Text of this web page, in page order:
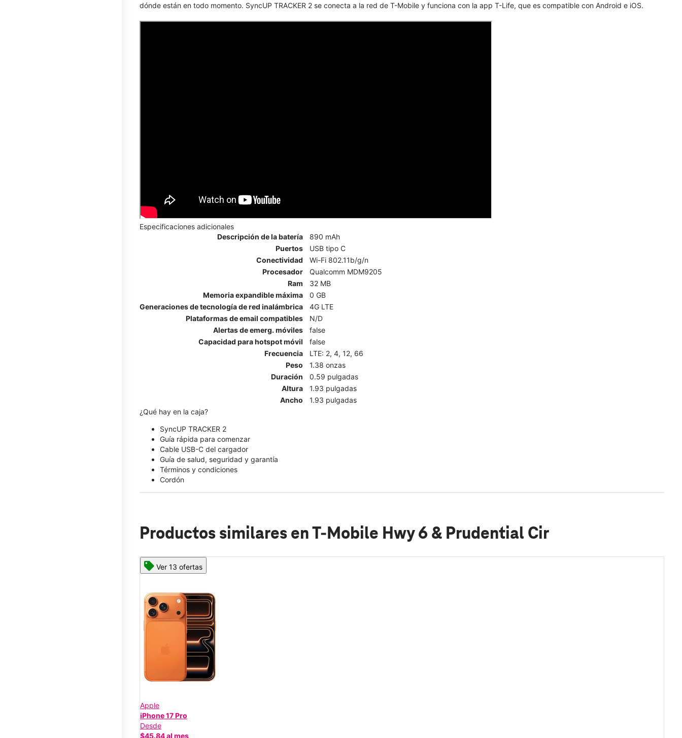
dónde están en todo momento. SyncUP TRACKER 2 se conecta a la red de T-Mobile y funciona con la app T-Life, que es compatible con Android e iOS.
Especificaciones adicionales
Descripción de la batería
890 mAh
Puertos
USB tipo C
Conectividad
Wi-Fi 802.11b/g/n
Procesador
Qualcomm MDM9205
Ram
32 MB
Memoria expandible máxima
0 GB
Generaciones de tecnología de red inalámbrica
4G LTE
Plataformas de email compatibles
N/D
Alertas de emerg. móviles
false
Capacidad para hotspot móvil
false
Frecuencia
LTE: 2, 4, 12, 66
Peso
1.38 onzas
Duración
0.59 pulgadas
Altura
1.93 pulgadas
Ancho
1.93 pulgadas
¿Qué hay en la caja?
SyncUP TRACKER 2
Guía rápida para comenzar
Cable USB-C del cargador
Guía de salud, seguridad y garantía
Términos y condiciones
Cordón
Productos similares en T-Mobile Hwy 6 & Prudential Cir
Ver 13 ofertas
Apple
iPhone 17 Pro
Desde
$45.84 al mes